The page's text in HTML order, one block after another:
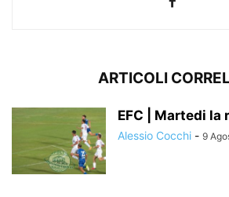
ARTICOLI
EFC | Martedi la
Alessio Cocchi - 9